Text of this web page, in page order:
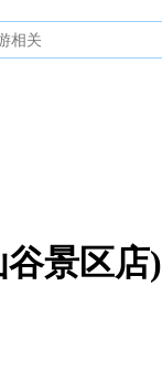
谷景区店)